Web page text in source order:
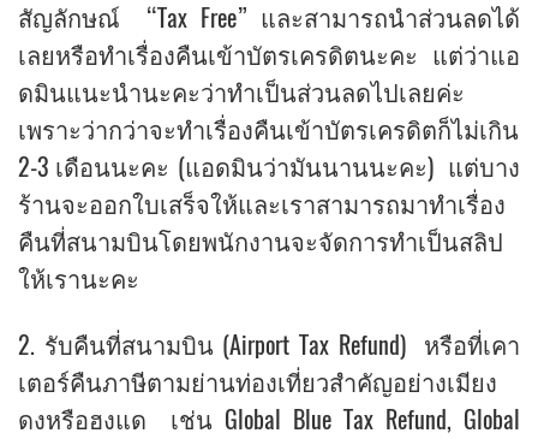
สัญลักษณ์ “Tax Free” และสามารถนำส่วนลดได้
เลยหรือทำเรื่องคืนเข้าบัตรเครดิตนะคะ แต่ว่าแอ
ดมินแนะนำนะคะว่าทำเป็นส่วนลดไปเลยค่ะ
เพราะว่ากว่าจะทำเรื่องคืนเข้าบัตรเครดิตก็ไม่เกิน
2-3 เดือนนะคะ (แอดมินว่ามันนานนะคะ) แต่บาง
ร้านจะออกใบเสร็จให้และเราสามารถมาทำเรื่อง
คืนที่สนามบินโดยพนักงานจะจัดการทำเป็นสลิป
ให้เรานะคะ
2. รับคืนที่สนามบิน (Airport Tax Refund) หรือที่เคา
เตอร์คืนภาษีตามย่านท่องเที่ยวสำคัญอย่างเมียง
ดงหรือฮงแด เช่น Global Blue Tax Refund, Global